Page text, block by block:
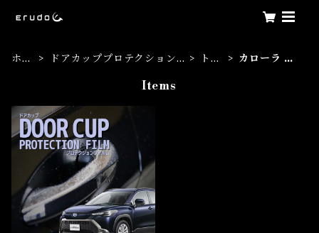
ホー
ドアカッププロテクション
トヨ
カローラ ク
Items